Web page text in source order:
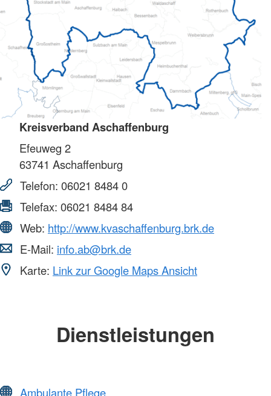
Kreisverband Aschaffenburg
Efeuweg 2
63741 Aschaffenburg
Telefon: 06021 8484 0
Telefax: 06021 8484 84
Web: http://www.kvaschaffenburg.brk.de
E-Mail: info.ab@brk.de
Karte: Link zur Google Maps Ansicht
Dienstleistungen
Ambulante Pflege